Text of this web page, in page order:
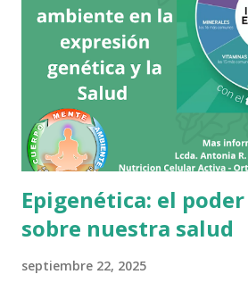
Epigenética: el
sobre nuestra salud
septiembre 22, 2025